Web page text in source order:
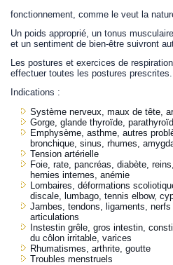
fonctionnement, comme le veut la
Un poids approprié, un tonus
et un sentiment de bien-être suivront
Les postures et exercices de
effectuer toutes les postures prescrites.
Indications :
Système nerveux, maux de tête,
Gorge, glande thyroïde,
Emphysème, asthme, autres
bronchique, sinus, rhumes,
Tension artérielle
Foie, rate, pancréas, diabète,
hernies internes, anémie
Lombaires, déformations
discale, lumbago, tennis elbow,
Jambes, tendons, ligaments,
articulations
Instestin grêle, gros intestin,
du côlon irritable, varices
Rhumatismes, arthrite, goutte
Troubles menstruels